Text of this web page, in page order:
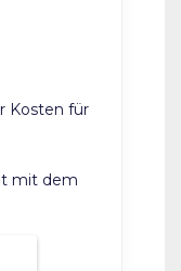
Kosten für
mit dem